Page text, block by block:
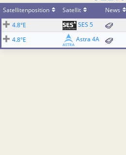
Satellitenposition Satellit News
4.8°E
SES 5
4.8°E
Astra 4A